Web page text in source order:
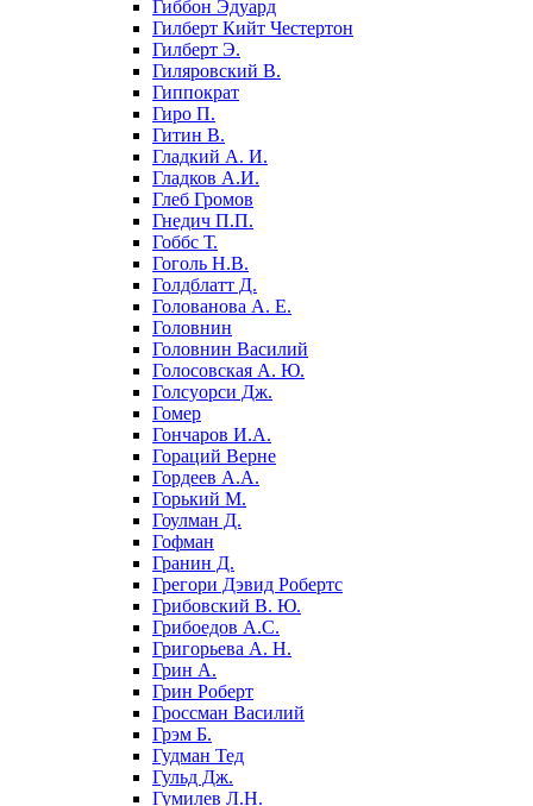
Гиббон Эдуард
Гилберт Кийт Честертон
Гилберт Э.
Гиляровский В.
Гиппократ
Гиро П.
Гитин В.
Гладкий А. И.
Гладков А.И.
Глеб Громов
Гнедич П.П.
Гоббс Т.
Гоголь Н.В.
Голдблатт Д.
Голованова А. Е.
Головнин
Головнин Василий
Голосовская А. Ю.
Голсуорси Дж.
Гомер
Гончаров И.А.
Гораций Верне
Гордеев А.А.
Горький М.
Гоулман Д.
Гофман
Гранин Д.
Грегори Дэвид Робертс
Грибовский В. Ю.
Грибоедов А.С.
Григорьева А. Н.
Грин А.
Грин Роберт
Гроссман Василий
Грэм Б.
Гудман Тед
Гульд Дж.
Гумилев Л.Н.